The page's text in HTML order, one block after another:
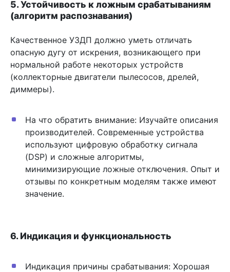
5. Устойчивость к ложным срабатываниям
(алгоритм распознавания)
Качественное УЗДП должно уметь отличать
опасную дугу от искрения, возникающего при
нормальной работе некоторых устройств
(коллекторные двигатели пылесосов, дрелей,
диммеры).
На что обратить внимание: Изучайте описания
производителей. Современные устройства
используют цифровую обработку сигнала
(DSP) и сложные алгоритмы,
минимизирующие ложные отключения. Опыт и
отзывы по конкретным моделям также имеют
значение.
6. Индикация и функциональность
Индикация причины срабатывания: Хорошая